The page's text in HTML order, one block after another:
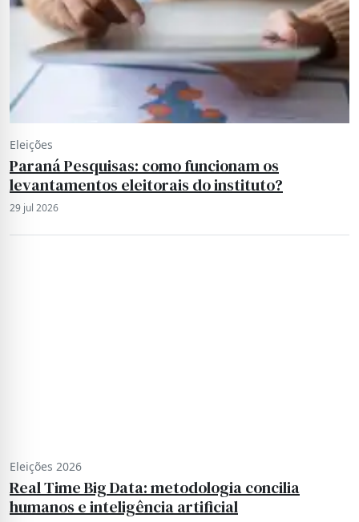
Eleições
Paraná Pesquisas: como funcionam os
levantamentos eleitorais do instituto?
29 jul 2026
Eleições 2026
Real Time Big Data: metodologia concilia
humanos e inteligência artificial